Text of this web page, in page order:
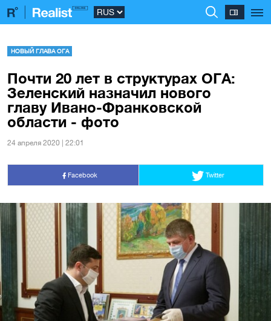
НОВЫЙ ГЛАВА ОГА
Почти 20 лет в структурах ОГА:
Зеленский назначил нового
главу Ивано-Франковской
области - фото
24 апреля 2020 | 22:01
Facebook Twitter